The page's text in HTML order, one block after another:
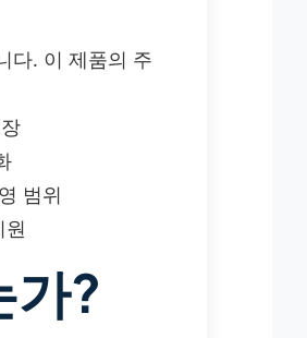
다. 이 제품의 주
범위
가?